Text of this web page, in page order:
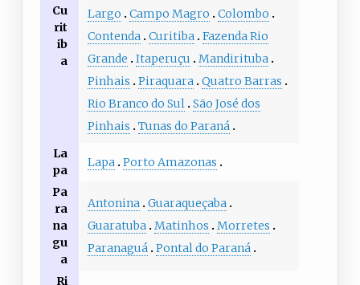
Cu
rit
ib
a
Largo
Campo Magro
Colombo
Contenda Curitiba Fazenda Rio
Grande
Itaperuçu
Mandirituba
Pinhais
Piraquara Quatro Barras
Rio Branco do Sul São José dos
Pinhais
Tunas do Paraná
La
pa
Lapa Porto Amazonas
Pa
ra
na
gu
a
Antonina Guaraqueçaba
Guaratuba Matinhos
Morretes
Paranaguá Pontal do Paraná
Ri